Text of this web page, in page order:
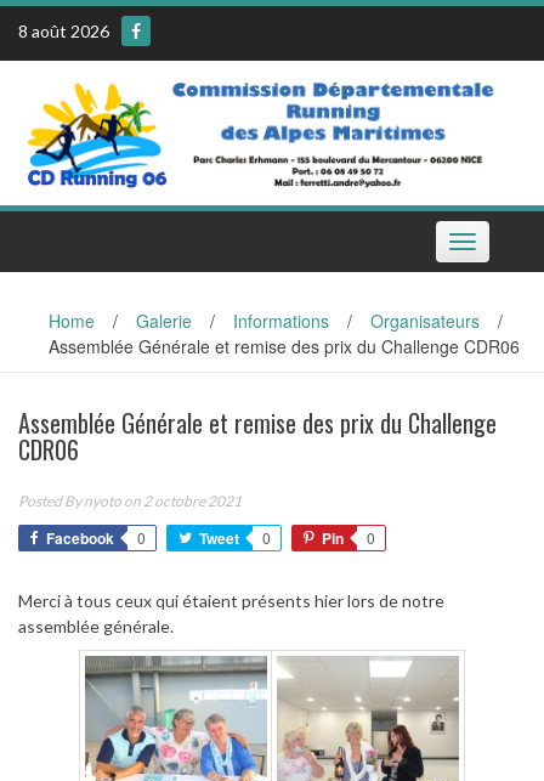
Skip
content
8 août 2026
Toggle
navigation
Home / Galerie / Informations / Organisateurs
/
Assemblée Générale et remise des prix du Challenge CDR06
Assemblée Générale et remise des prix du Challenge
CDR06
Posted Bynyoto on 2 octobre 2021
Facebook 0 Tweet 0 Pin 0
Merci à tous ceux qui étaient présents hier lors de notre
assemblée générale.